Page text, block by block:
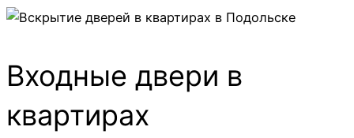
Входные двери в
квартирах